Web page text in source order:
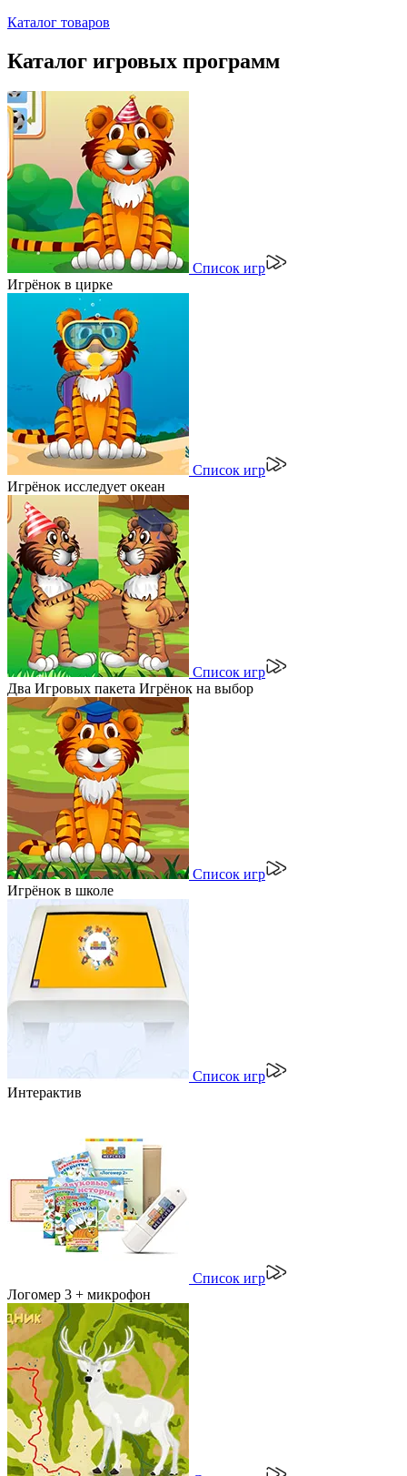
Каталог товаров
Каталог игровых программ
Список игр
Игрёнок в цирке
Список игр
Игрёнок исследует океан
Список игр
Два Игровых пакета Игрёнок на выбор
Список игр
Игрёнок в школе
Список игр
Интерактив
Список игр
Логомер 3 + микрофон